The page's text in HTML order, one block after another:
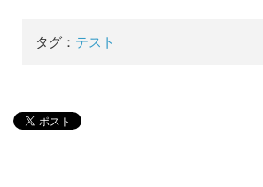
タグ： テスト